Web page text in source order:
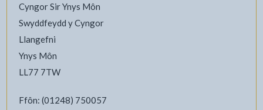
Cyngor Sir Ynys Môn
Swyddfeydd y Cyngor
Llangefni
Ynys Môn
LL77 7TW
Ffôn: (01248) 750057